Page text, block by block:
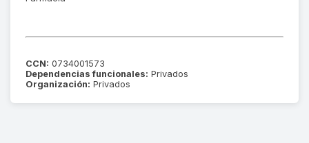
CCN: 0734001573
Dependencias funcionales: Privados
Organización: Privados